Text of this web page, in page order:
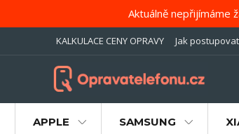
Aktuálně nepřijímáme
KALKULACE CENY OPRAVY Jak
APPLE SAMSUNG